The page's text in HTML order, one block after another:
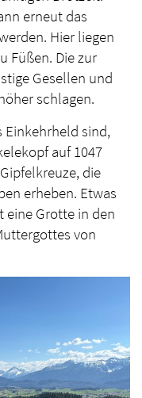
erneut das
Hier liegen
Füßen. Die zur
Gesellen und
schlagen.
Einkehrheld sind,
auf 1047
die
erheben. Etwas
eine Grotte in den
von